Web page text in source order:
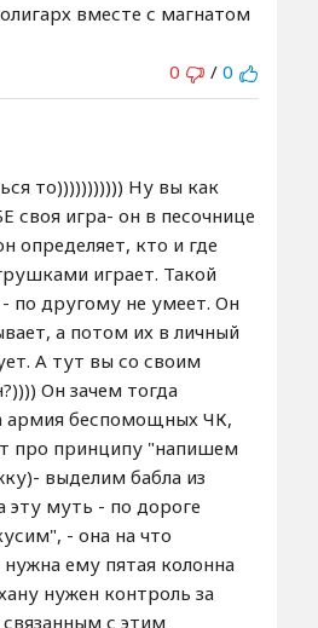
вместе с магнатом
0
/ 0
то))))))))))) Ну вы как
своя игра- он в песочнице
определяет, кто и где
играет. Такой
по другому не умеет. Он
а потом их в личный
А тут вы со своим
Он зачем тогда
армия беспомощных ЧК,
про принципу "напишем
выделим бабла из
эту муть - по дороге
- она на что
нужна ему пятая колонна
нужен контроль за
с этим